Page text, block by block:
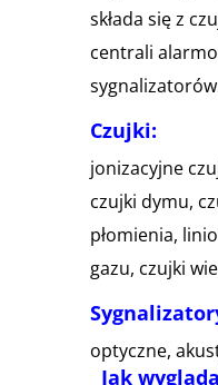
składa się z
centrali
Czujki:
jonizacyjne
czujki dymu,
płomienia,
gazu, czujki
optyczne,
Jak